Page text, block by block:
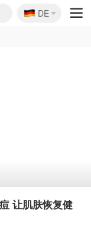
🇩🇪
DE
让肌肤恢复健